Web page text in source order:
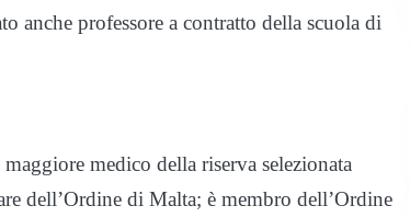
anche professore a contratto della scuola di
medico della riserva selezionata
dell’Ordine di Malta; è membro dell’Ordine